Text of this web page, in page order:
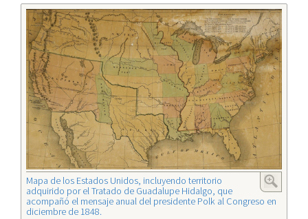
Mapa de los Estados Unidos, incluyendo territorio
adquirido por el Tratado de Guadalupe Hidalgo, que
acompañó el mensaje anual del presidente Polk al Congreso en
diciembre de 1848.